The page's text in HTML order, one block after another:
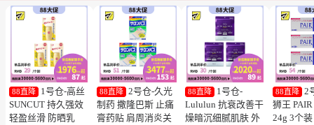
88直降
1号仓-高丝
SUNCUT 持久强效
轻盈丝滑 防晒乳
88直降
2号仓-久光
制药 撒隆巴斯 止痛
膏药贴 肩周消炎关
88直降
1号仓-
Lululun 抗衰改善干
燥暗沉细腻肌肤 外
88直降
2
狮王
24g 3个